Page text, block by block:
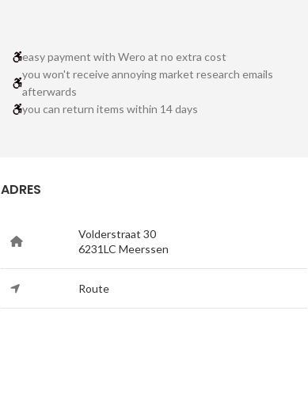
easy payment with Wero at no extra cost
you won't receive annoying market research emails
afterwards
you can return items within 14 days
ADRES
Volderstraat 30
6231LC Meerssen
Route